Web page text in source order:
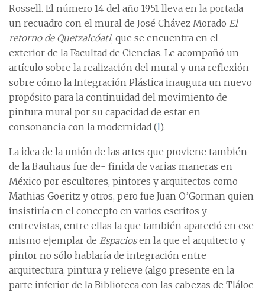
Rossell. El número 14 del año 1951 lleva en la portada
un recuadro con el mural de José Chávez Morado El
retorno de Quetzalcóatl, que se encuentra en el
exterior de la Facultad de Ciencias. Le acompañó un
artículo sobre la realización del mural y una reflexión
sobre cómo la Integración Plástica inaugura un nuevo
propósito para la continuidad del movimiento de
pintura mural por su capacidad de estar en
consonancia con la modernidad (1).
La idea de la unión de las artes que proviene también
de la Bauhaus fue de- finida de varias maneras en
México por escultores, pintores y arquitectos como
Mathias Goeritz y otros, pero fue Juan O’Gorman quien
insistiría en el concepto en varios escritos y
entrevistas, entre ellas la que también apareció en ese
mismo ejemplar de Espaciosen la que el arquitecto y
pintor no sólo hablaría de integración entre
arquitectura, pintura y relieve (algo presente en la
parte inferior de la Biblioteca con las cabezas de Tláloc